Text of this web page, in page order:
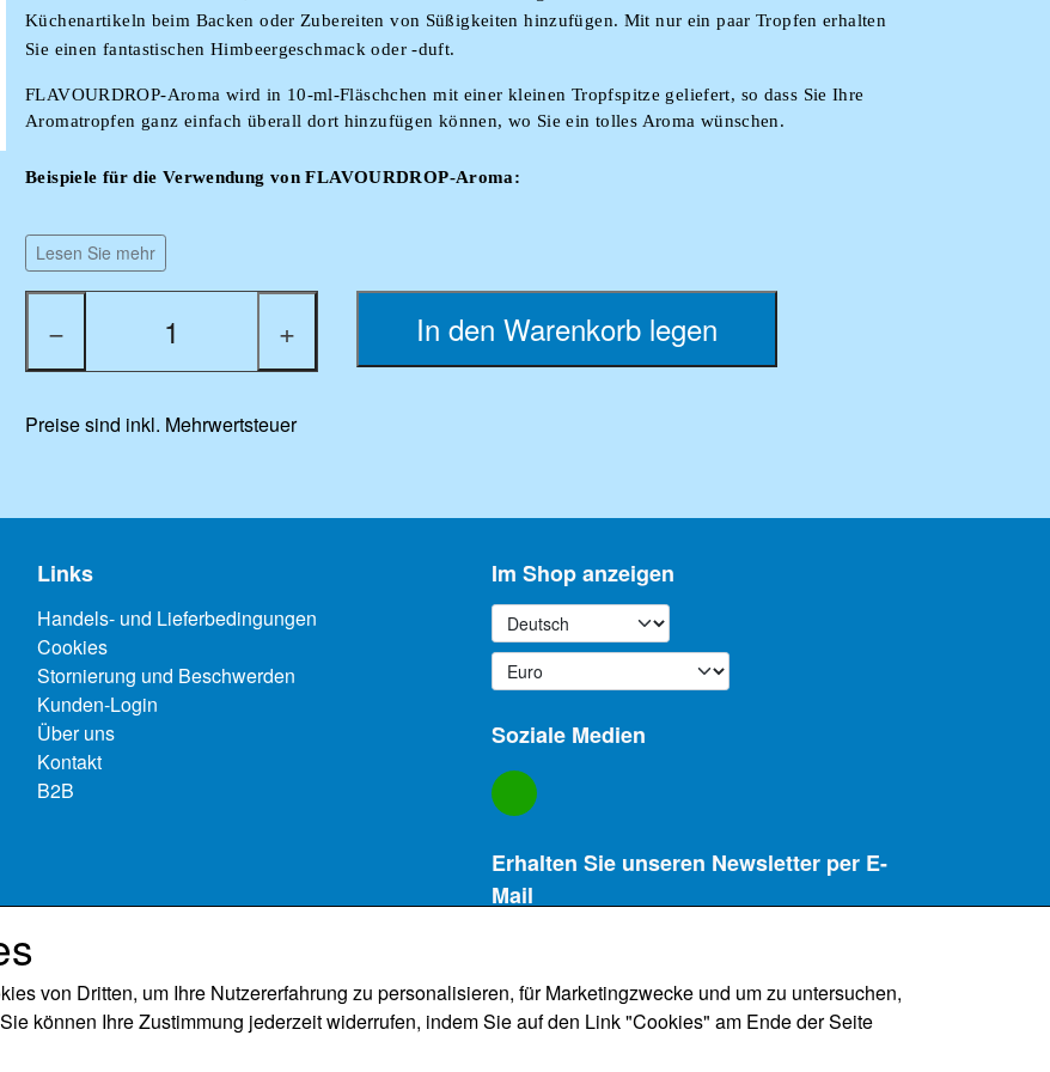
Küchenartikeln beim Backen oder Zubereiten von Süßigkeiten hinzufügen. Mit nur ein paar Tropfen erhalten
Sie einen fantastischen Himbeergeschmack oder -duft.
FLAVOURDROP-Aroma wird in 10-ml-Fläschchen mit einer kleinen Tropfspitze geliefert, so dass Sie Ihre
Aromatropfen ganz einfach überall dort hinzufügen können, wo Sie ein tolles Aroma wünschen.
Beispiele für die Verwendung von FLAVOURDROP-Aroma:
- Kann in neutralen PG- und VG-Basisölen verwendet werden, die in Dufterfrischern eingesetzt werden
können.
- Verleihen Sie Ihrem Zuckerguss oder Kuchen einen köstlichen Geschmack, indem Sie FLAVOURDROP-
Aroma hinzufügen.
Lesen Sie mehr
− + In den Warenkorb legen
Preise sind inkl. Mehrwertsteuer
Links
Handels- und Lieferbedingungen
Cookies
Stornierung und Beschwerden
Kunden-Login
Über uns
Kontakt
B2B
Im Shop anzeigen
Soziale Medien
Erhalten Sie unseren Newsletter per E-
Mail
(mehr Information)
von Dritten, um Ihre Nutzererfahrung zu personalisieren, für Marketingzwecke und um zu untersuchen,
können Ihre Zustimmung jederzeit widerrufen, indem Sie auf den Link "Cookies" am Ende der Seite